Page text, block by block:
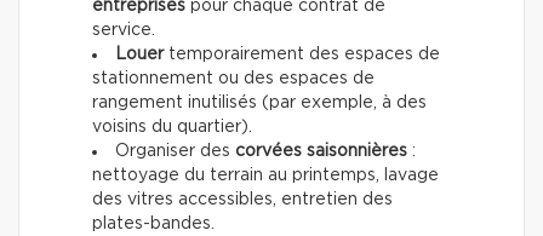
entreprises pour chaque contrat de
service.
Louertemporairement des espaces de
stationnement ou des espaces de
rangement inutilisés (par exemple, à des
voisins du quartier).
Organiser des corvées saisonnières :
nettoyage du terrain au printemps, lavage
des vitres accessibles, entretien des
plates-bandes.